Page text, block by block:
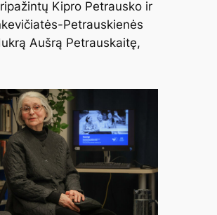
Kipro Petrausko ir
Petrauskienės
Aušrą Petrauskaitę,